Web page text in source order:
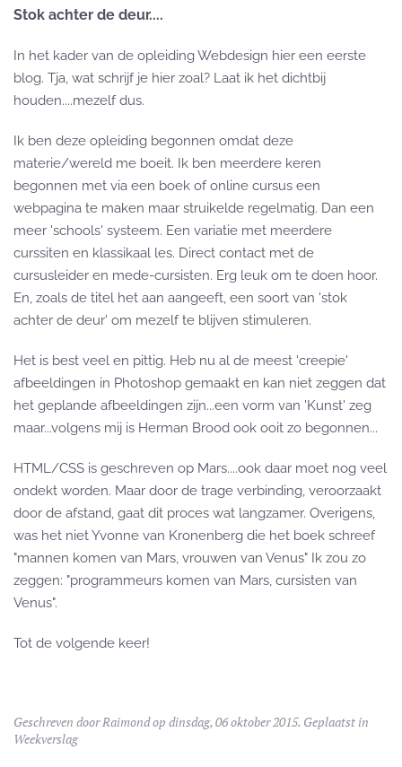
Stok achter de deur....
In het kader van de opleiding Webdesign hier een eerste
blog. Tja, wat schrijf je hier zoal? Laat ik het dichtbij
houden....mezelf dus.
Ik ben deze opleiding begonnen omdat deze
materie/wereld me boeit. Ik ben meerdere keren
begonnen met via een boek of online cursus een
webpagina te maken maar struikelde regelmatig. Dan een
meer 'schools' systeem. Een variatie met meerdere
curssiten en klassikaal les. Direct contact met de
cursusleider en mede-cursisten. Erg leuk om te doen hoor.
En, zoals de titel het aan aangeeft, een soort van 'stok
achter de deur' om mezelf te blijven stimuleren.
Het is best veel en pittig. Heb nu al de meest 'creepie'
afbeeldingen in Photoshop gemaakt en kan niet zeggen dat
het geplande afbeeldingen zijn...een vorm van 'Kunst' zeg
maar...volgens mij is Herman Brood ook ooit zo begonnen...
HTML/CSS is geschreven op Mars....ook daar moet nog veel
ondekt worden. Maar door de trage verbinding, veroorzaakt
door de afstand, gaat dit proces wat langzamer. Overigens,
was het niet Yvonne van Kronenberg die het boek schreef
"mannen komen van Mars, vrouwen van Venus" Ik zou zo
zeggen: "programmeurs komen van Mars, cursisten van
Venus".
Tot de volgende keer!
Geschreven doorRaimondop dinsdag, 06 oktober 2015. Geplaatst in
Weekverslag